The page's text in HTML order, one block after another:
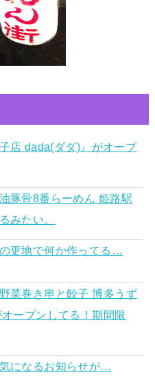
店 dada(ダダ)』がオープ
豚骨8番らーめん 姫路駅
みたい。
更地で何か作ってる…
菜巻き串と餃子 博多うず
ープンしてる！期間限
になるお知らせが…